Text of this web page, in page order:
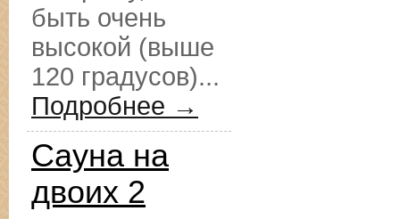
быть очень
высокой (выше
120 градусов)...
Подробнее →
Сауна на
двоих 2